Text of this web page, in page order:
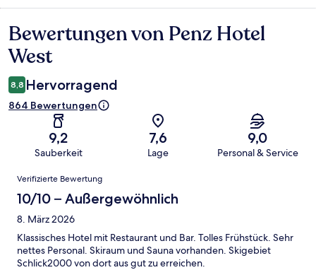
Bewertungen
Bewertungen von Penz Hotel
West
8,8 Hervorragend
864 Bewertungen
9,2
Sauberkeit
7,6
Lage
9,0
Personal & Service
Bewertungen
Verifizierte Bewertung
10/10 – Außergewöhnlich
8. März 2026
Klassisches Hotel mit Restaurant und Bar. Tolles Frühstück. Sehr
nettes Personal. Skiraum und Sauna vorhanden. Skigebiet
Schlick2000 von dort aus gut zu erreichen.